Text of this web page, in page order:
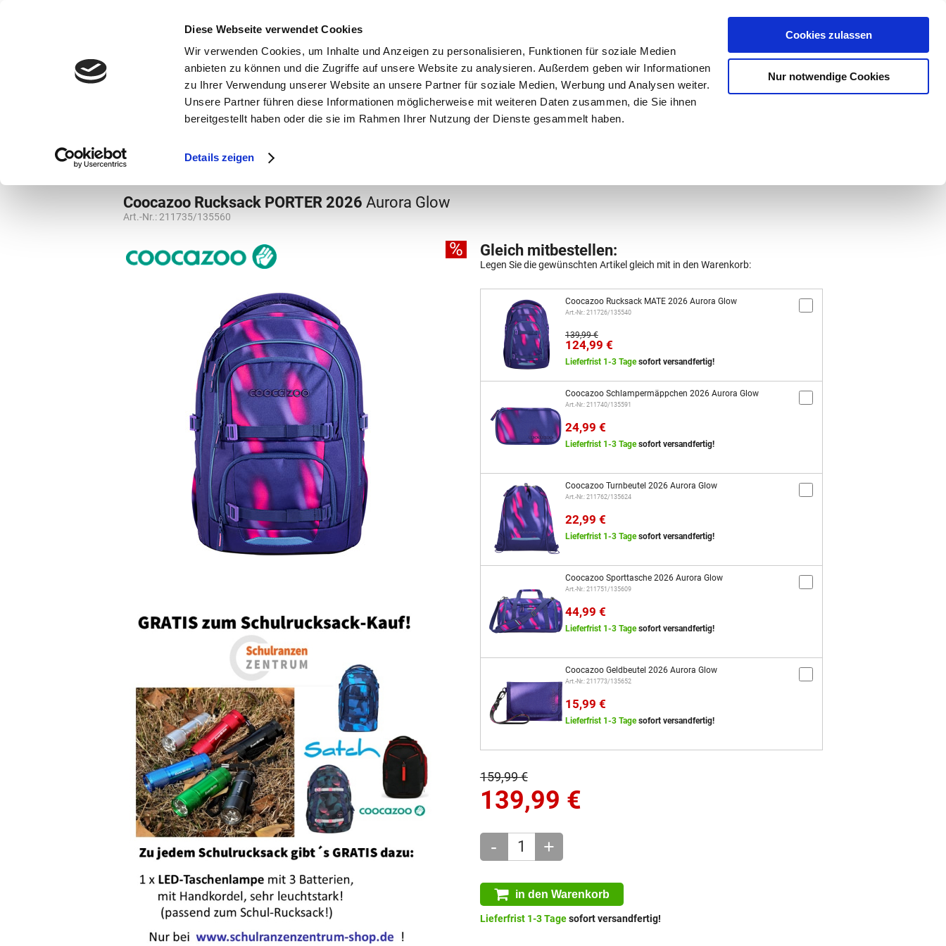
Diese Webseite verwendet Cookies
Wir verwenden Cookies, um Inhalte und Anzeigen zu personalisieren, Funktionen für soziale Medien
anbieten zu können und die Zugriffe auf unsere Website zu analysieren. Außerdem geben wir Informationen
zu Ihrer Verwendung unserer Website an unsere Partner für soziale Medien, Werbung und Analysen weiter.
Unsere Partner führen diese Informationen möglicherweise mit weiteren Daten zusammen, die Sie ihnen
bereitgestellt haben oder die sie im Rahmen Ihrer Nutzung der Dienste gesammelt haben.
Details zeigen
Cookies zulassen
Nur notwendige Cookies
bestellen und ausdrucken
3 x täglich an Werktagen!
0,00 €
Coocazoo Rucksack PORTER 2026 Aurora Glow
Art.-Nr.:211735/135560
% Gleich mitbestellen:
Legen Sie die gewünschten Artikel gleich mit in den Warenkorb:
Coocazoo Rucksack MATE 2026 Aurora Glow
Art.-Nr.: 211726/135540
139,99 €
124,99 €
Lieferfrist 1-3 Tagesofort versandfertig!
Coocazoo Schlampermäppchen 2026 Aurora Glow
Art.-Nr.: 211740/135591
24,99 €
Lieferfrist 1-3 Tagesofort versandfertig!
Coocazoo Turnbeutel 2026 Aurora Glow
Art.-Nr.: 211762/135624
22,99 €
Lieferfrist 1-3 Tagesofort versandfertig!
Coocazoo Sporttasche 2026 Aurora Glow
Art.-Nr.: 211751/135609
44,99 €
Lieferfrist 1-3 Tagesofort versandfertig!
Coocazoo Geldbeutel 2026 Aurora Glow
Art.-Nr.: 211773/135652
15,99 €
Lieferfrist 1-3 Tagesofort versandfertig!
159,99 €
139,99 €
- +
in den Warenkorb
Lieferfrist 1-3 Tagesofort versandfertig!